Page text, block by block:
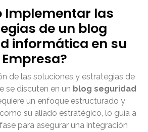
Implementar las
de un blog
informática en su
Empresa?
de las soluciones y estrategias de
se discuten en un blog seguridad
un enfoque estructurado y
su aliado estratégico, lo guía a
para asegurar una integración